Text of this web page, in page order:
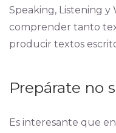
Speaking, Listening y
comprender tanto
producir textos
Prepárate no
Es interesante que